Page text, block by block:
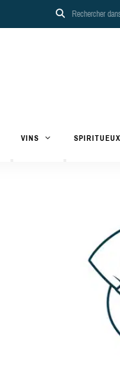
VINS SPIRITUEUX